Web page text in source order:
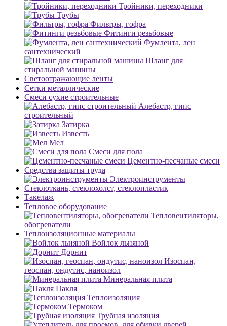
Тройники, переходники
Трубы
Фильтры, гофра
Фитинги резьбовые
Фумлента, лен
сантехнический
Шланг для
стиральной машины
Светоотражающие ленты
Сетки металлические
Смеси сухие строительные
Алебастр, гипс
строительный
Затирка
Известь
Мел
Смеси для пола
Цементно-песчаные смеси
Средства защиты труда
Электроинструменты
Стеклоткань, стеклохолст, стеклопластик
Такелаж
Тепловое оборудование
Тепловентиляторы,
обогреватели
Теплоизоляционные материалы
Войлок льняной
Дорнит
Изоспан,
геоспан, ондутис, наноизол
Минеральная плита
Пакля
Теплоизоляция
Термоком
Трубная изоляция